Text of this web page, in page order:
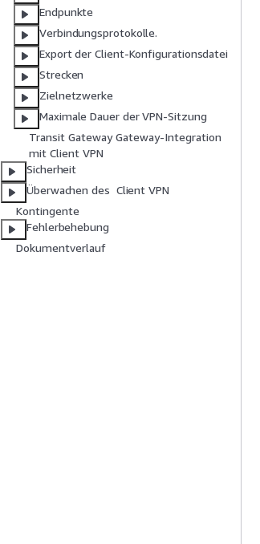
Endpunkte
Verbindungsprotokolle.
Export der Client-Konfigurationsdatei
Strecken
Zielnetzwerke
Maximale Dauer der VPN-Sitzung
Transit Gateway Gateway-Integration
mit Client VPN
Sicherheit
Überwachen des Client VPN
Kontingente
Fehlerbehebung
Dokumentverlauf